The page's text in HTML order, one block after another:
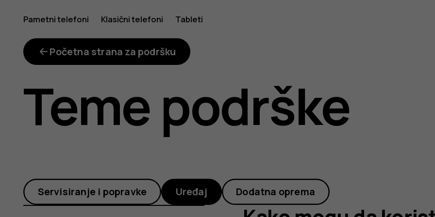
Kako
mogu
da
koristim
Pametni telefoni Klasični telefoni Tableti
Početna strana za podršku
Teme podrške
Servisiranje i popravke Uređaj Dodatna oprema